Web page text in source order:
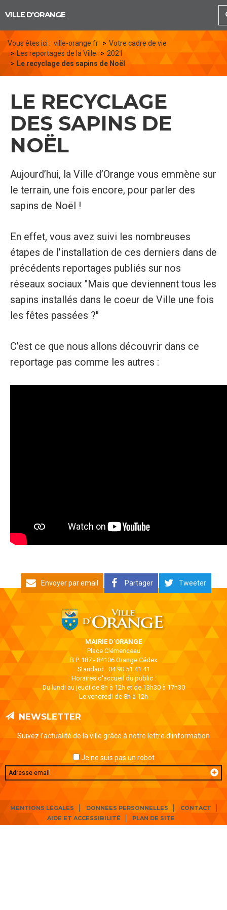
VILLE D'ORANGE
Vous êtes ici : ville-orange.fr
Votre cadre de vie
Les reportages de la Ville
2021
Le recyclage des sapins de Noël
LE RECYCLAGE
DES SAPINS DE
NOËL
Aujourd’hui, la Ville d’Orange vous emmène sur
le terrain, une fois encore, pour parler des
sapins de Noël !
En effet, vous avez suivi les nombreuses
étapes de l’installation de ces derniers dans de
précédents reportages publiés sur nos
réseaux sociaux "Mais que deviennent tous les
sapins installés dans le coeur de Ville une fois
les fêtes passées ?"
C’est ce que nous allons découvrir dans ce
reportage pas comme les autres :
Envoyer par email Partager Tweeter
MAIRIE D'ORANGE
Place Clémenceau
B.P. 187 - 84106 Orange Cédex
Standard : 04 90 51 41 41
Horaires d'accueil du public :
Du lundi au jeudi de 8h à 12h et de 13h30 à 17h30
Le vendredi de 8h à 12h
NEWSLETTER
Suivez l’actualité de la ville grâce à notre lettre d’information
Je ne suis pas un robot
Email
MENTIONS LÉGALES DONNÉES PERSONNELLES
CONTACT
AIDE ET ACCESSIBILITÉ
PLAN DE SITE